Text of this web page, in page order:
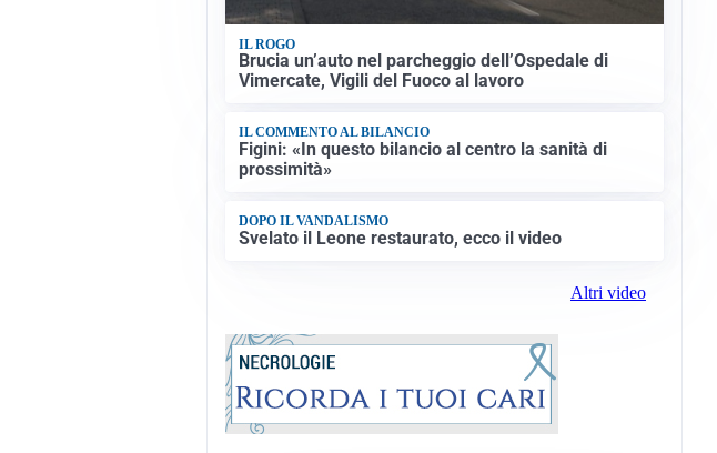
IL ROGO
Brucia un’auto nel parcheggio dell’Ospedale di
Vimercate, Vigili del Fuoco al lavoro
IL COMMENTO AL BILANCIO
Figini: «In questo bilancio al centro la sanità di
prossimità»
DOPO IL VANDALISMO
Svelato il Leone restaurato, ecco il video
Altri video